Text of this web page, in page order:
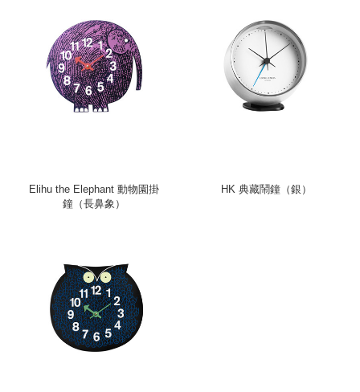
Elihu the Elephant 動物園掛
鐘（長鼻象）
HK 典藏鬧鐘（銀）